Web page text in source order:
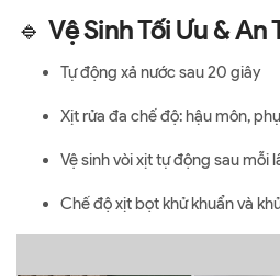
🔹Vệ Sinh Tối Ưu & An
Tự động xả nước sau 20 giây
Xịt rửa đa chế độ: hậu môn,
Vệ sinh vòi xịt tự động sau mỗi
Chế độ xịt bọt khử khuẩn và